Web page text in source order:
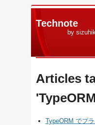
Technote
by
Articles
TypeORM でプ